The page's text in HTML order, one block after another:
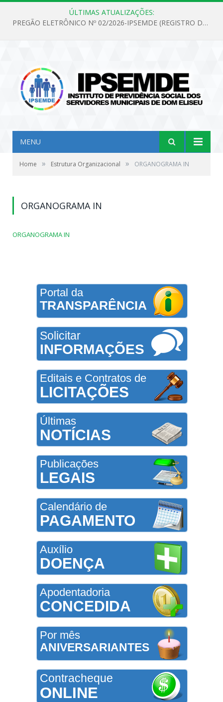
ÚLTIMAS ATUALIZAÇÕES:
PREGÃO ELETRÔNICO Nº 02/2026-IPSEMDE (REGISTRO DE PREÇOS PARA FUTURA E EVENTUAL AQUISIÇÃO DE MATERIAL DE LIMPEZA E GÊNEROS ALIMENTÍCIOS PARA ATENDER AS NECESSIDADES DO INSTITUTO DE PREVIDÊNCIA SOCIAL DOS SERVIDORES MUNICIPAIS DE DOM ELISEU.)
MENU
Home » Estrutura Organizacional » ORGANOGRAMA IN
ORGANOGRAMA IN
ORGANOGRAMA IN
Portal da
TRANSPARÊNCIA
Solicitar
INFORMAÇÕES
Editais e Contratos de
LICITAÇÕES
Últimas
NOTÍCIAS
Publicações
LEGAIS
Calendário de
PAGAMENTO
Auxílio
DOENÇA
Apodentadoria
CONCEDIDA
Por mês
ANIVERSARIANTES
Contracheque
ONLINE